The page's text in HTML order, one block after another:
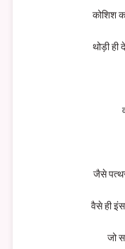
कोशिश
थोड़ी
जैसे पत्थर
वैसे ही
जो